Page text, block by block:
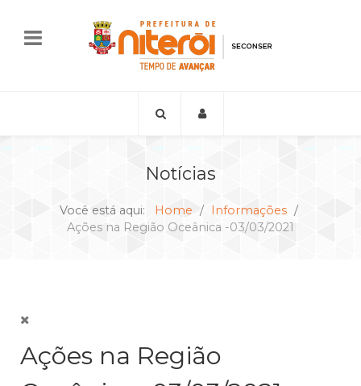
Notícias
Você está aqui: Home
Informações
Ações na Região Oceânica -03/03/2021
Ações na Região